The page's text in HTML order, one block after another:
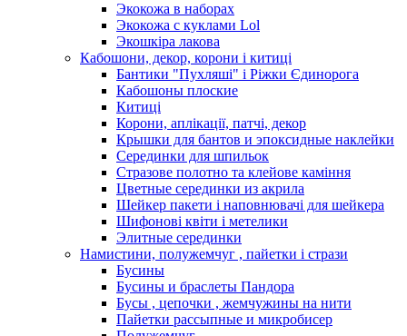
Экокожа в наборах
Экокожа с куклами Lol
Экошкiра лакова
Кабошони, декор, корони і китиці
Бантики "Пухляші" і Ріжки Єдинорога
Кабошоны плоские
Китиці
Корони, аплікації, патчі, декор
Крышки для бантов и эпоксидные наклейки
Серединки для шпильок
Стразове полотно та клейове каміння
Цветные серединки из акрила
Шейкер пакети і наповнювачі для шейкера
Шифонові квіти і метелики
Элитные серединки
Намистини, полужемчуг , пайетки і стрази
Бусины
Бусины и браслеты Пандора
Бусы , цепочки , жемчужины на нити
Пайетки рассыпные и микробисер